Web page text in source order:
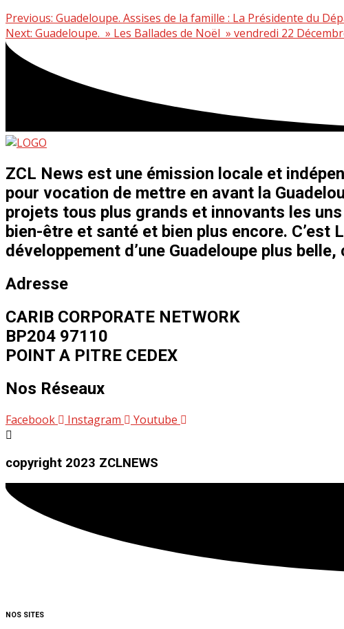
Continue
Reading
Previous: Guadeloupe. Assises de la famille : La Présidente du
Next: Guadeloupe. » Les Ballades de Noël » vendredi 22
ZCL News est une émission locale et
pour vocation de mettre en avant la
projets tous plus grands et innovants les
bien-être et santé et bien plus encore.
développement d’une Guadeloupe plus
Adresse
CARIB CORPORATE NETWORK
BP204 97110
POINT A PITRE CEDEX
Nos Réseaux
Facebook Instagram Youtube
copyright 2023 ZCLNEWS
NOS SITES